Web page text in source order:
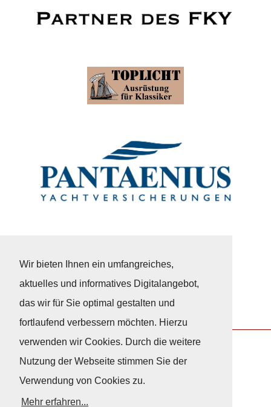
Wir bieten Ihnen ein umfangreiches,
aktuelles und informatives Digitalangebot,
das wir für Sie optimal gestalten und
fortlaufend verbessern möchten. Hierzu
verwenden wir Cookies. Durch die weitere
Nutzung der Webseite stimmen Sie der
Verwendung von Cookies zu.
Mehr erfahren...